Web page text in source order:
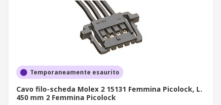
Temporaneamente esaurito
Cavo filo-scheda Molex 2 15131 Femmina Picolock, L.
450 mm 2 Femmina Picolock